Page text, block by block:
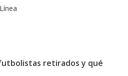
retirados y qué